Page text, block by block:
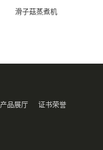
滑子菇蒸煮机
产品展厅 证书荣誉